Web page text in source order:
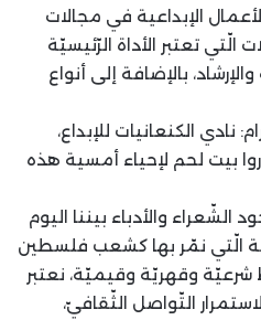
الإبداعية في مجالات
الّتي تعتبر الأداة الرّئيسيّة
بالإضافة إلى أنواع
الكنعانيات للإبداع،
بيت لحم لإحياء أمسية هذه
الشّعراء والأدباء بيننا اليوم
الّتي نمّر بها كشعب فلسطين
وقهريّة وقيميّة، نعتبر
التّواصل الثّقافيّ،